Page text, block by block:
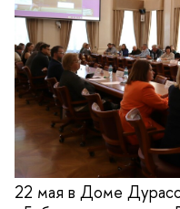
22 мая в Доме